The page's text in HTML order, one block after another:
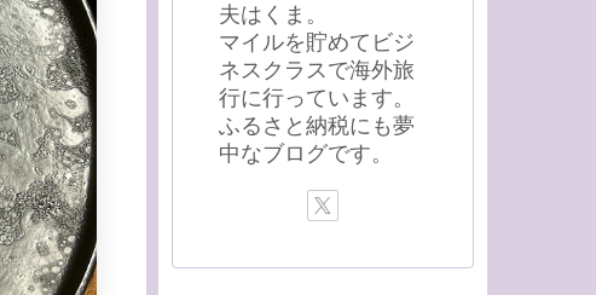
夫はくま。
マイルを貯めてビジ
ネスクラスで海外旅
行に行っています。
ふるさと納税にも夢
中なブログです。